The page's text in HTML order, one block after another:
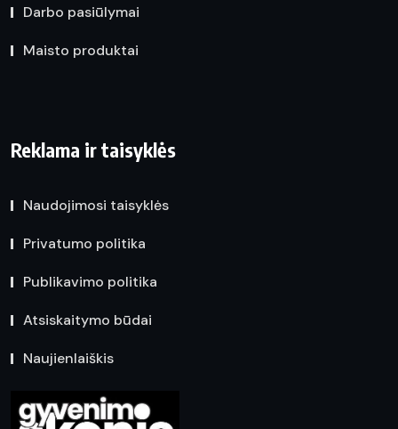
Darbo pasiūlymai
Maisto produktai
Reklama ir taisyklės
Naudojimosi taisyklės
Privatumo politika
Publikavimo politika
Atsiskaitymo būdai
Naujienlaiškis